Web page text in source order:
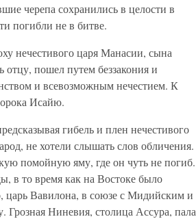
черепа сохранились в целости в
погибли не в битве.
нечестивого царя Манасии, сына
пошел путем беззакония и
и всевозможным нечестием. К
Исайю.
гибель и плен нечестивого
не хотели слышать слов обличения.
помойную яму, где он чуть не погиб.
в то время как на Востоке было
царь Вавилона, в союзе с Мидийским и
Ниневия, столица Ассура, пала